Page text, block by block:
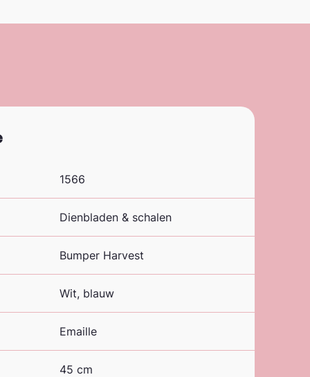
1566
Dienbladen & schalen
Bumper Harvest
Wit, blauw
Emaille
45 cm